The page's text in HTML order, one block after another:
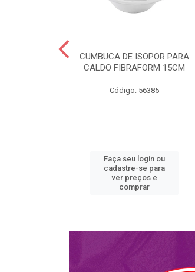
CUMBUCA DE ISOPOR PARA
CALDO FIBRAFORM 15CM
Código: 56385
Faça seu login ou
cadastre-se para
ver preços e
comprar